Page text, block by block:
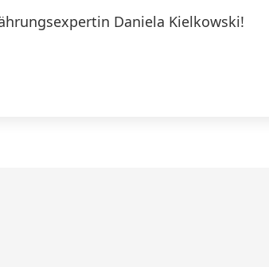
Daniela Kielkowski!